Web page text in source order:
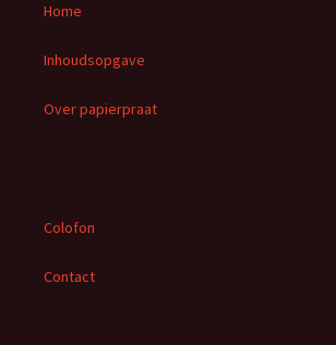
n
a
r
Home
Inhoudsopgave
Over papierpraat
Colofon
Contact